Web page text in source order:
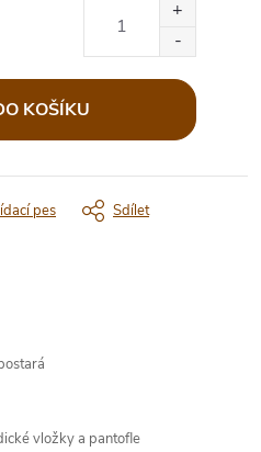
KOŠÍKU
pes Sdílet
vložky a pantofle